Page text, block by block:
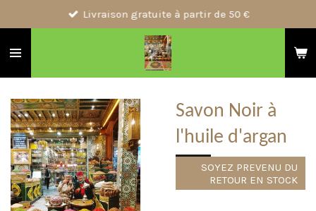
contenu
Livraison gratuite à partir de 50 €
Savon Noir à
l'huile d'argan
SOYEZ PREVENU DU
RETOUR EN STOCK